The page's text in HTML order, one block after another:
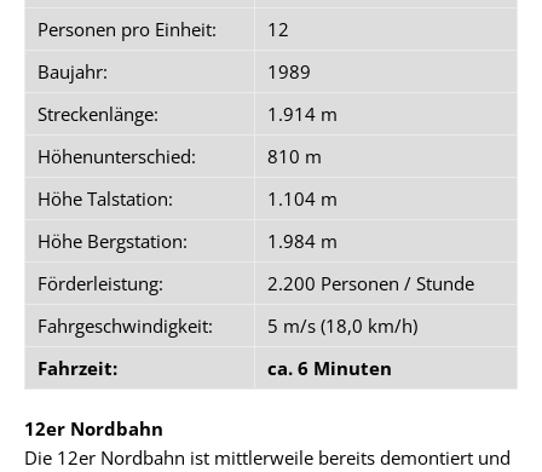
Personen pro Einheit:
12
Baujahr:
1989
Streckenlänge:
1.914 m
Höhenunterschied:
810 m
Höhe Talstation:
1.104 m
Höhe Bergstation:
1.984 m
Förderleistung:
2.200 Personen / Stunde
Fahrgeschwindigkeit:
5 m/s (18,0 km/h)
Fahrzeit:
ca. 6 Minuten
12er Nordbahn
Die 12er Nordbahn ist mittlerweile bereits demontiert und